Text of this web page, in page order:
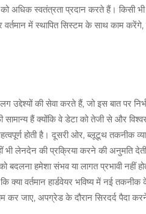
अधिक स्वतंत्रता प्रदान करते हैं। किसी
वर्तमान में स्थापित सिस्टम के साथ काम
उद्देश्यों की सेवा करते हैं, जो इस बात पर
सामान्य हैं क्योंकि वे डेटा को तेजी से और
होती है। दूसरी ओर, ब्लूटूथ तकनीक
लेनदेन की प्रक्रिया करने की अनुमति
बदलना हमेशा संभव या लागत प्रभावी
क्या वर्तमान हार्डवेयर भविष्य में नई
जाए, अपग्रेड के दौरान सिरदर्द पैदा